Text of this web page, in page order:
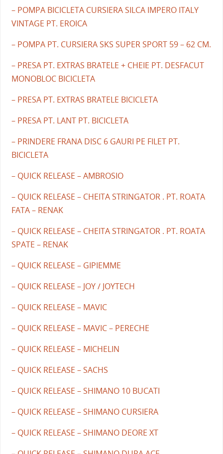
– POMPA BICICLETA CURSIERA SILCA IMPERO ITALY
VINTAGE PT. EROICA
– POMPA PT. CURSIERA SKS SUPER SPORT 59 – 62 CM.
– PRESA PT. EXTRAS BRATELE + CHEIE PT. DESFACUT
MONOBLOC BICICLETA
– PRESA PT. EXTRAS BRATELE BICICLETA
– PRESA PT. LANT PT. BICICLETA
– PRINDERE FRANA DISC 6 GAURI PE FILET PT.
BICICLETA
– QUICK RELEASE – AMBROSIO
– QUICK RELEASE – CHEITA STRINGATOR . PT. ROATA
FATA – RENAK
– QUICK RELEASE – CHEITA STRINGATOR . PT. ROATA
SPATE – RENAK
– QUICK RELEASE – GIPIEMME
– QUICK RELEASE – JOY / JOYTECH
– QUICK RELEASE – MAVIC
– QUICK RELEASE – MAVIC – PERECHE
– QUICK RELEASE – MICHELIN
– QUICK RELEASE – SACHS
– QUICK RELEASE – SHIMANO 10 BUCATI
– QUICK RELEASE – SHIMANO CURSIERA
– QUICK RELEASE – SHIMANO DEORE XT